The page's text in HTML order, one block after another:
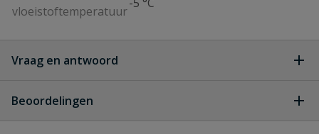
vloeistoftemperatuur
Vraag en antwoord
Beoordelingen